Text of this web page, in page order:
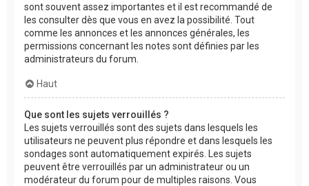
sont souvent assez importantes et il est recommandé de
les consulter dès que vous en avez la possibilité. Tout
comme les annonces et les annonces générales, les
permissions concernant les notes sont définies par les
administrateurs du forum.
Haut
Que sont les sujets verrouillés ?
Les sujets verrouillés sont des sujets dans lesquels les
utilisateurs ne peuvent plus répondre et dans lesquels les
sondages sont automatiquement expirés. Les sujets
peuvent être verrouillés par un administrateur ou un
modérateur du forum pour de multiples raisons. Vous